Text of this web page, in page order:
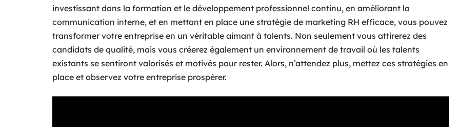
investissant dans la formation et le développement professionnel continu, en améliorant la
communication interne, et en mettant en place une stratégie de marketing RH efficace, vous pouvez
transformer votre entreprise en un véritable aimant à talents. Non seulement vous attirerez des
candidats de qualité, mais vous créerez également un environnement de travail où les talents
existants se sentiront valorisés et motivés pour rester. Alors, n’attendez plus, mettez ces stratégies en
place et observez votre entreprise prospérer.